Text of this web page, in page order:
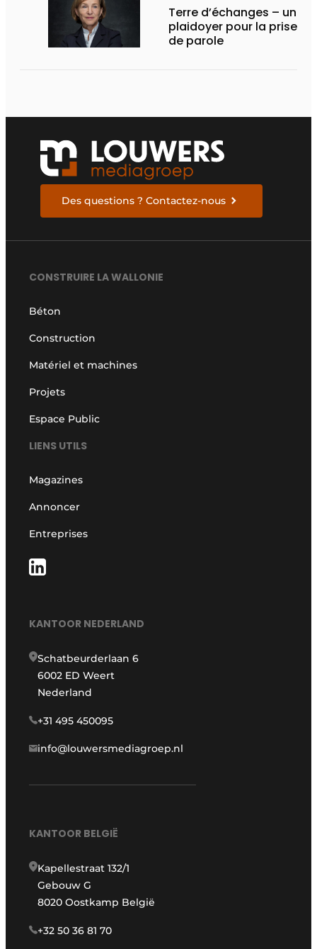
Terre d’échanges – un
plaidoyer pour la prise
de parole
Des questions ? Contactez-nous
CONSTRUIRE LA WALLONIE
Béton
Construction
Matériel et machines
Projets
Espace Public
LIENS UTILS
Magazines
Annoncer
Entreprises
KANTOOR NEDERLAND
Schatbeurderlaan 6
6002 ED Weert
Nederland
+31 495 450095
info@louwersmediagroep.nl
KANTOOR BELGIË
Kapellestraat 132/1
Gebouw G
8020 Oostkamp België
+32 50 36 81 70